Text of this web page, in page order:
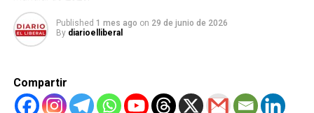
artículo 27 del Código Disciplinario, dejando la sanción
«en suspenso» bajo un período de prueba de un año. Sin
embargo, omitieron explicar las razones jurídicas de
desigualdad competitiva en el torneo deportivo más
importante del planeta.
Published 1 mes ago on 29 de junio de 2026
By diarioelliberal
Compartir